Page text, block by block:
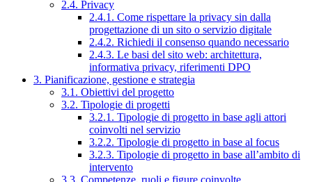
2.4. Privacy
2.4.1. Come rispettare la privacy sin dalla
progettazione di un sito o servizio digitale
2.4.2. Richiedi il consenso quando necessario
2.4.3. Le basi del sito web: architettura,
informativa privacy, riferimenti DPO
3. Pianificazione, gestione e strategia
3.1. Obiettivi del progetto
3.2. Tipologie di progetti
3.2.1. Tipologie di progetto in base agli attori
coinvolti nel servizio
3.2.2. Tipologie di progetto in base al focus
3.2.3. Tipologie di progetto in base all’ambito di
intervento
3.3. Competenze, ruoli e figure coinvolte